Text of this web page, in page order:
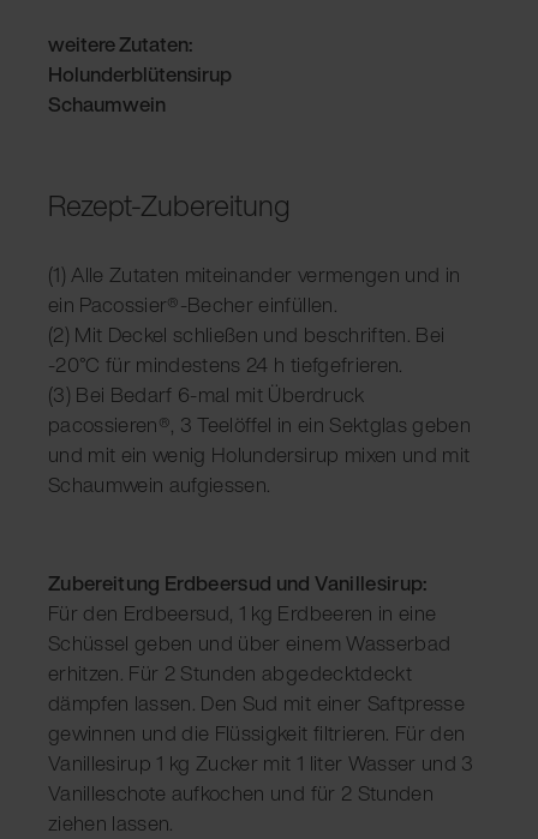
weitere Zutaten:
Holunderblütensirup
Schaumwein
Rezept-Zubereitung
(1) Alle Zutaten miteinander vermengen und in
ein Pacossier®-Becher einfüllen.
(2) Mit Deckel schließen und beschriften. Bei
-20°C für mindestens 24 h tiefgefrieren.
(3) Bei Bedarf 6-mal mit Überdruck
pacossieren®, 3 Teelöffel in ein Sektglas geben
und mit ein wenig Holundersirup mixen und mit
Schaumwein aufgiessen.
Zubereitung Erdbeersud und Vanillesirup:
Für den Erdbeersud, 1 kg Erdbeeren in eine
Schüssel geben und über einem Wasserbad
erhitzen. Für 2 Stunden abgedecktdeckt
dämpfen lassen. Den Sud mit einer Saftpresse
gewinnen und die Flüssigkeit filtrieren. Für den
Vanillesirup 1 kg Zucker mit 1 liter Wasser und 3
Vanilleschote aufkochen und für 2 Stunden
ziehen lassen.